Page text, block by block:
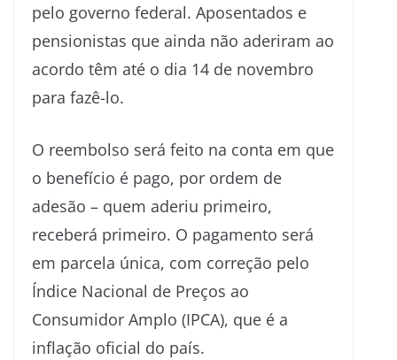
pelo governo federal. Aposentados e
pensionistas que ainda não aderiram ao
acordo têm até o dia 14 de novembro
para fazê-lo.
O reembolso será feito na conta em que
o benefício é pago, por ordem de
adesão – quem aderiu primeiro,
receberá primeiro. O pagamento será
em parcela única, com correção pelo
Índice Nacional de Preços ao
Consumidor Amplo (IPCA), que é a
inflação oficial do país.